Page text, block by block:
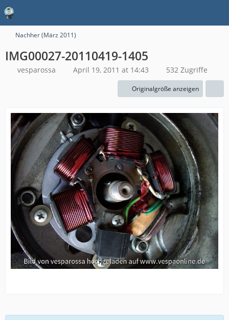
Nachher (März 2011)
IMG00027-20110419-1405
vesparossa April 19, 2011 at 14:43 532 Zugriffe
Originalgröße anzeigen